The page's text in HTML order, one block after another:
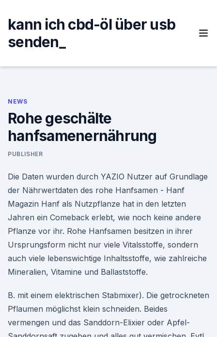
content
kann ich cbd-öl über usb
senden_
NEWS
Rohe geschälte
hanfsamenernährung
PUBLISHER
Die Daten wurden durch YAZIO Nutzer auf Grundlage
der Nährwertdaten des rohe Hanfsamen - Hanf
Magazin Hanf als Nutzpflanze hat in den letzten
Jahren ein Comeback erlebt, wie noch keine andere
Pflanze vor ihr. Rohe Hanfsamen besitzen in ihrer
Ursprungsform nicht nur viele Vitalsstoffe, sondern
auch viele lebenswichtige Inhaltsstoffe, wie zahlreiche
Mineralien, Vitamine und Ballaststoffe.
B. mit einem elektrischen Stabmixer). Die getrockneten
Pflaumen möglichst klein schneiden. Beides
vermengen und das Sanddorn-Elixier oder Apfel-